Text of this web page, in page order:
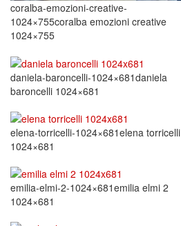
coralba-emozioni-creative-
1024×755coralba emozioni creative
1024×755
daniela-baroncelli-1024×681daniela
baroncelli 1024×681
elena-torricelli-1024×681elena torricelli
1024×681
emilia-elmi-2-1024×681emilia elmi 2
1024×681